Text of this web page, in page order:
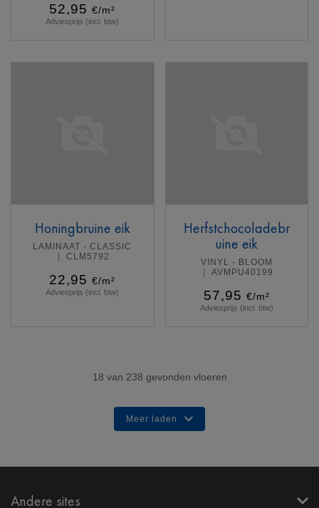
52,95 €/m²
Adviesprijs (incl. btw)
Honingbruine eik
LAMINAAT - CLASSIC
CLM5792
22,95 €/m²
Adviesprijs (incl. btw)
Herfstchocoladebr
uine eik
VINYL - BLOOM
AVMPU40199
57,95 €/m²
Adviesprijs (incl. btw)
18 van 238 gevonden vloeren
Meer laden
Andere sites